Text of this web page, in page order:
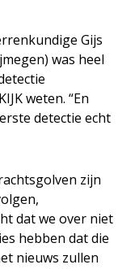
Gijs
was heel
weten. “En
detectie echt
zijn
dat we over niet
hebben dat die
nieuws zullen